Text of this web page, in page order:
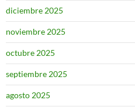
diciembre 2025
noviembre 2025
octubre 2025
septiembre 2025
agosto 2025